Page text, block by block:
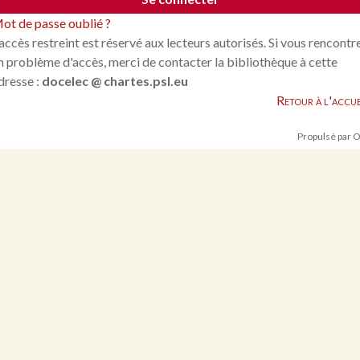
de passe oublié ?
restreint est réservé aux lecteurs autorisés. Si vous
problème d'accès, merci de contacter la bibliothèque à cette
: docelec @ chartes.psl.eu
Retour à
Propulsé par